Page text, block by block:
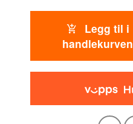
Legg til i
handlekurven